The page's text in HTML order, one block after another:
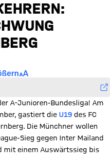
A-Junioren-Bundesliga! Am
gastiert die U19 des FC
Die Münchner wollen
Sieg gegen Inter Mailand
mit einem Auswärtssieg bis